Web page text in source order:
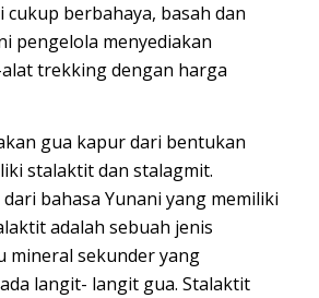
cukup berbahaya, basah dan
pengelola menyediakan
trekking dengan harga
gua kapur dari bentukan
stalaktit dan stalagmit.
bahasa Yunani yang memiliki
adalah sebuah jenis
mineral sekunder yang
langit- langit gua. Stalaktit